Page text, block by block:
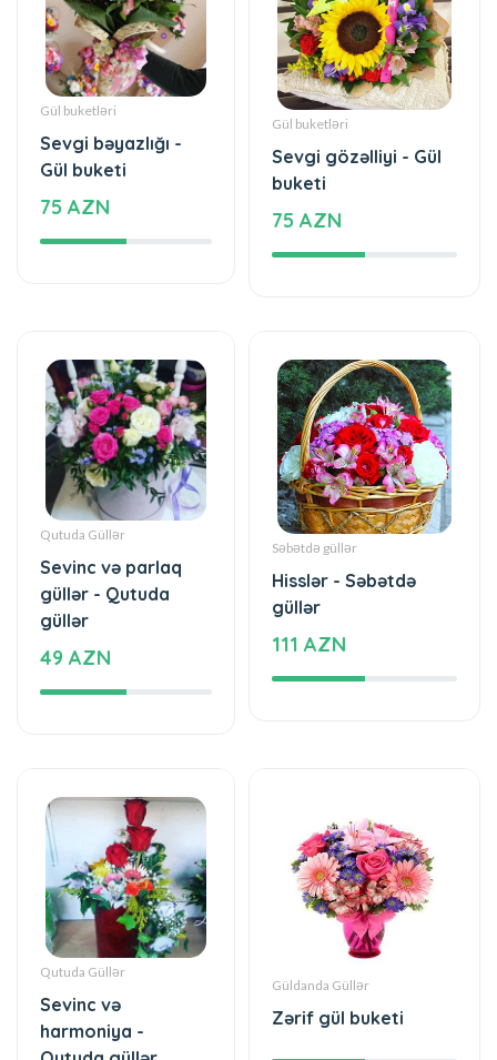
Gül buketləri
Sevgi bəyazlığı -
Gül buketi
75 AZN
Gül buketləri
Sevgi gözəlliyi - Gül
buketi
75 AZN
Qutuda Güllər
Sevinc və parlaq
güllər - Qutuda
güllər
49 AZN
Səbətdə güllər
Hisslər - Səbətdə
güllər
111 AZN
Qutuda Güllər
Sevinc və
harmoniya -
Qutuda güllər
61 AZN
Güldanda Güllər
Zərif gül buketi